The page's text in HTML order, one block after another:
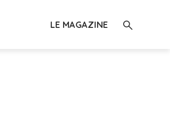
LE MAGAZINE